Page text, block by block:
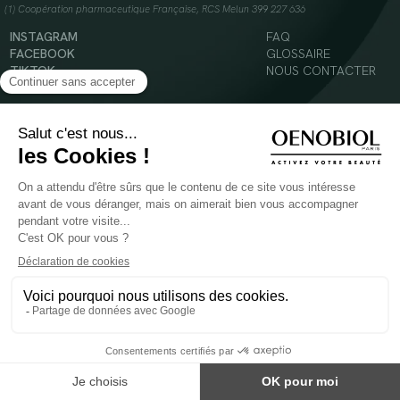
(1) Coopération pharmaceutique Française, RCS Melun 399 227 636
INSTAGRAM
FACEBOOK
TIKTOK
YOUTUBE
FAQ
GLOSSAIRE
NOUS CONTACTER
© 2024 Oenobiol Paris
Mentions légales
Politique en matière de cookies
POUR VOTRE SANTÉ, MANGEZ AU MOINS CINQ FRUITS ET LÉGUMES PAR JOUR -
Les complément alimentaires doivent être utilisés dans le cadre d'un mode de vie sain et
ne pas être utilisés comme substituts d'un régimes alimentaire varié et équilibré.